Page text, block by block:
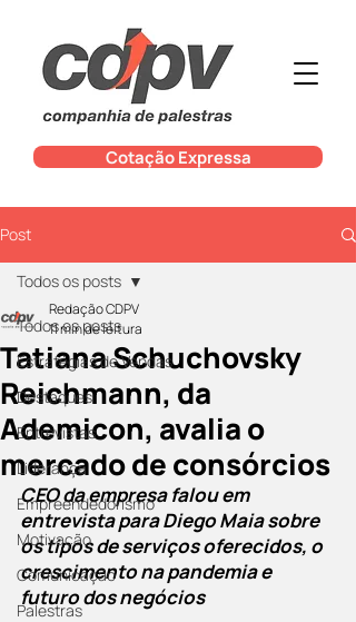
Cotação Expressa
Post
Todos os posts
Estratégias de Vendas
Destaques
Entrevistas
Liderança
Empreendedorismo
Motivação
Comunicação
Palestras
Todos os posts
Tatiana Schuchovsky
Reichmann, da
Ademicon, avalia o
mercado de consórcios
Redação CDPV
11 min de leitura
CEO da empresa falou em
entrevista para Diego Maia sobre
os tipos de serviços oferecidos, o
crescimento na pandemia e
futuro dos negócios